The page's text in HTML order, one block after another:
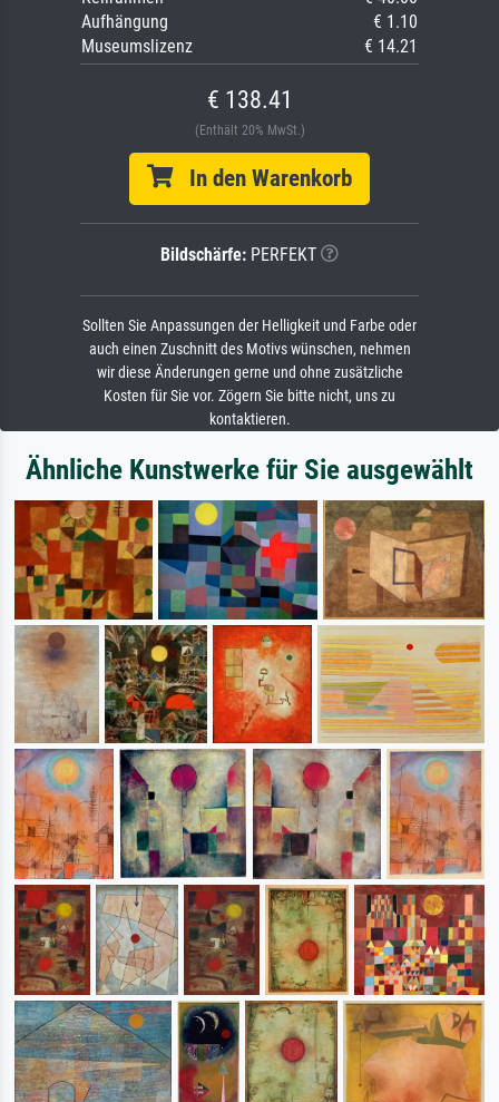
Aufhängung
€ 1.10
Museumslizenz
€ 14.21
€ 138.41
(Enthält 20% MwSt.)
In den Warenkorb
Bildschärfe: PERFEKT
Sollten Sie Anpassungen der Helligkeit und Farbe oder
auch einen Zuschnitt des Motivs wünschen, nehmen
wir diese Änderungen gerne und ohne zusätzliche
Kosten für Sie vor. Zögern Sie bitte nicht, uns zu
kontaktieren.
Ähnliche Kunstwerke für Sie ausgewählt